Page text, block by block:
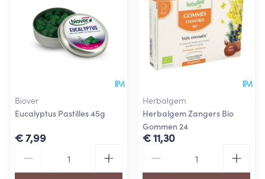
Biover
Eucalyptus Pastilles 45g
€ 7,99
Herbalgem
Herbalgem Zangers Bio
Gommen 24
€ 11,30